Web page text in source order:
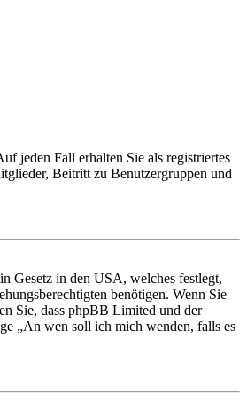
jeden Fall erhalten Sie als registriertes
Beitritt zu Benutzergruppen und
Gesetz in den USA, welches festlegt,
benötigen. Wenn Sie
Sie, dass phpBB Limited und der
„An wen soll ich mich wenden, falls es